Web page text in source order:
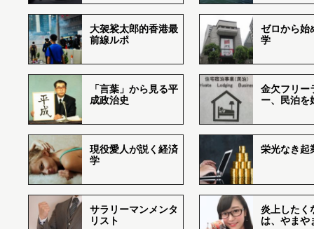
大袈裟太郎的香港最
前線ルポ
ゼロから始
学
「言葉」から見る平
成政治史
金欠フリー
ー、民泊を
現役愛人が説く経済
学
栄光なき起
サラリーマンメンタ
リスト
炎上したく
は、やまや